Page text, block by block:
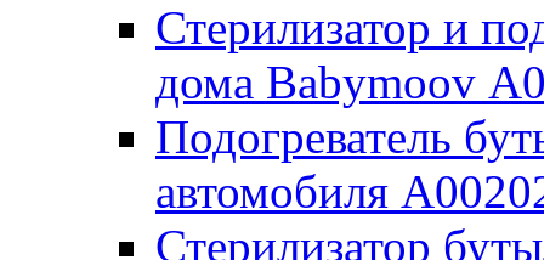
Стерилизатор и
дома Babymoov
Подогреватель
автомобиля
Стерилизатор